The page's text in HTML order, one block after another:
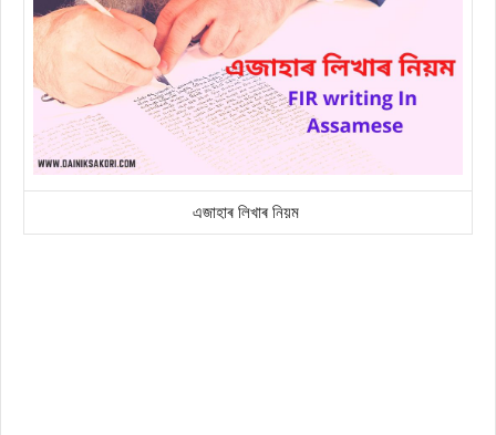
এজাহাৰ লিখাৰ নিয়ম